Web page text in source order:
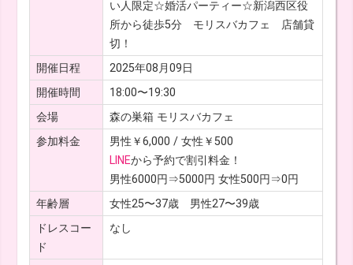
い人限定☆婚活パーティー☆新潟西区役
所から徒歩5分 モリスバカフェ 店舗貸
切！
開催日程
2025年08月09日
開催時間
18:00〜19:30
会場
森の巣箱 モリスバカフェ
参加料金
男性￥6,000 / 女性￥500
LINEから予約で割引料金！
男性6000円⇒5000円 女性500円⇒0円
年齢層
女性25〜37歳 男性27〜39歳
ドレスコー
ド
なし